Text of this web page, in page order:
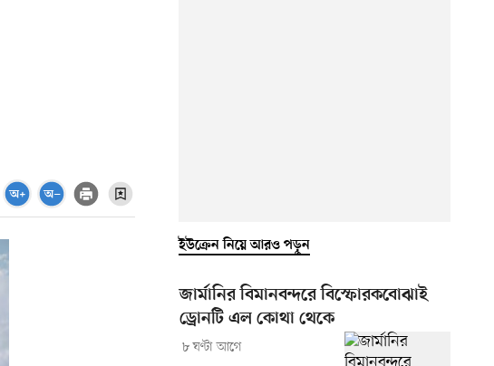
ইউক্রেন নিয়ে আরও পড়ুন
জার্মানির বিমানবন্দরে বিস্ফোরকবোঝাই
ড্রোনটি এল কোথা থেকে
৮ ঘণ্টা আগে